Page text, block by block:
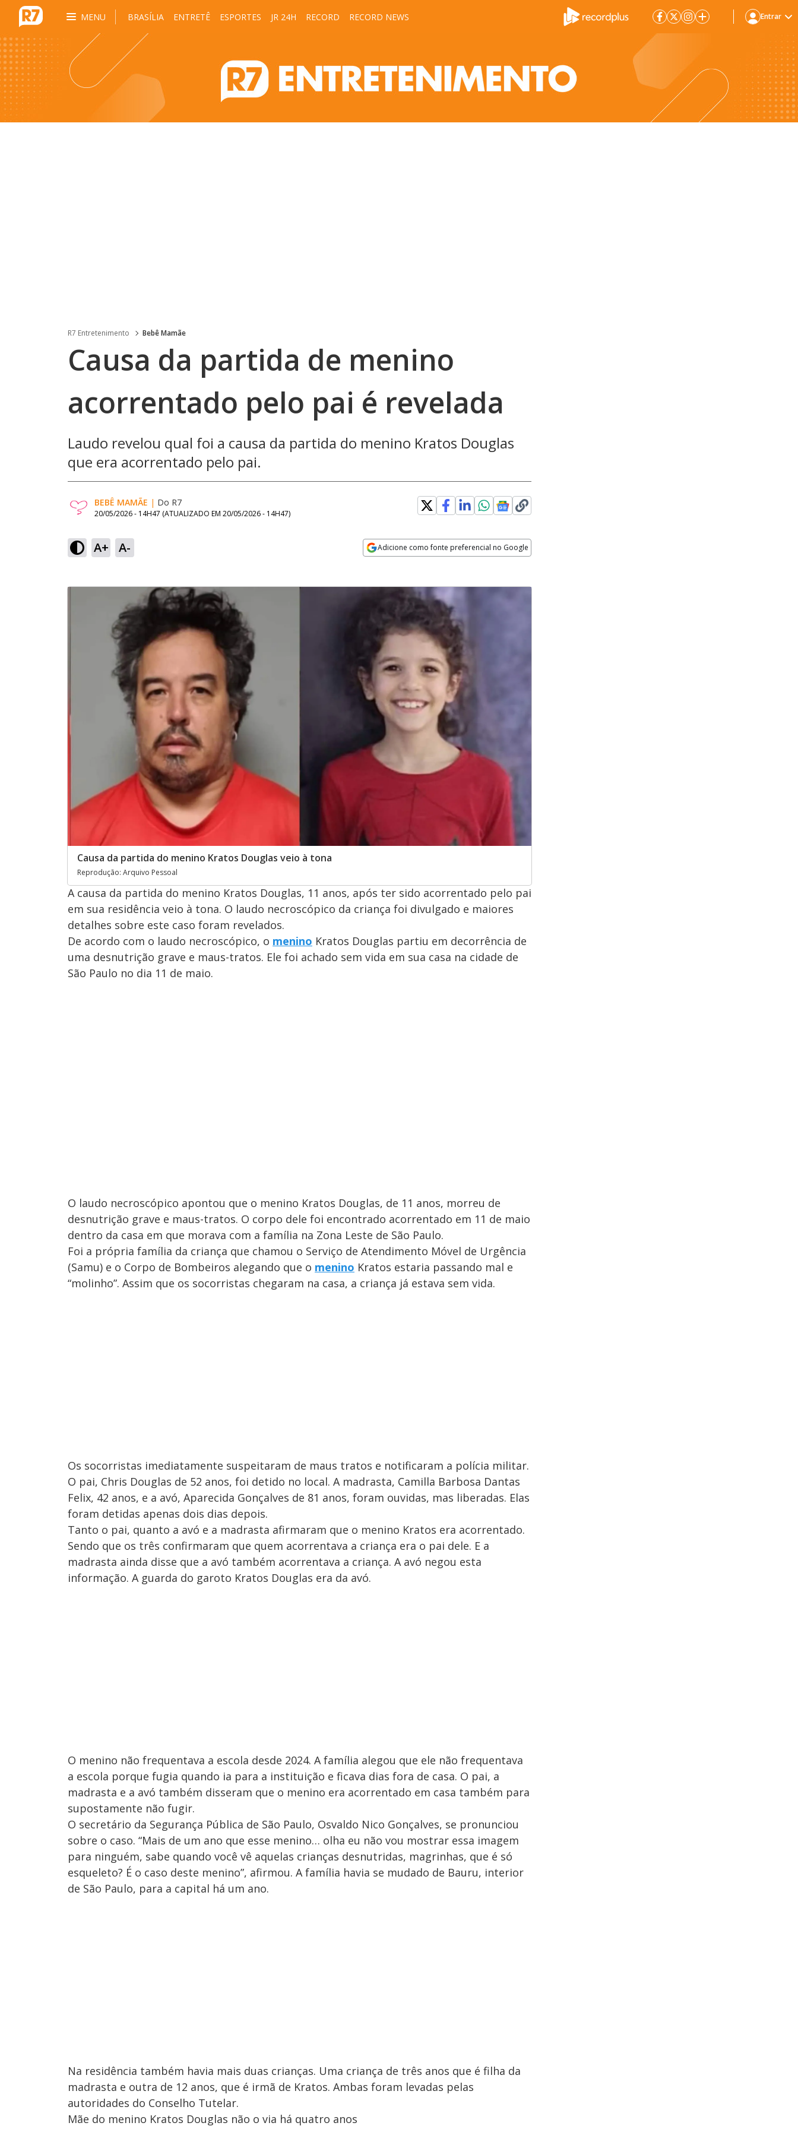
MENU BRASÍLIA ENTRETÊ ESPORTES JR 24H RECORD RECORD NEWS Entrar
R7 Entretenimento Bebê Mamãe
Causa da partida de menino
acorrentado pelo pai é revelada
Laudo revelou qual foi a causa da partida do menino Kratos Douglas
que era acorrentado pelo pai.
BEBÊ MAMÃE | Do R7
20/05/2026 - 14H47 (ATUALIZADO EM 20/05/2026 - 14H47)
A+ A- Adicione como fonte preferencial no Google
Causa da partida do menino Kratos Douglas veio à tona
Reprodução: Arquivo Pessoal
A causa da partida do menino Kratos Douglas, 11 anos, após ter sido acorrentado pelo pai
em sua residência veio à tona. O laudo necroscópico da criança foi divulgado e maiores
detalhes sobre este caso foram revelados.
De acordo com o laudo necroscópico, o menino Kratos Douglas partiu em decorrência de
uma desnutrição grave e maus-tratos. Ele foi achado sem vida em sua casa na cidade de
São Paulo no dia 11 de maio.
O laudo necroscópico apontou que o menino Kratos Douglas, de 11 anos, morreu de
desnutrição grave e maus-tratos. O corpo dele foi encontrado acorrentado em 11 de maio
dentro da casa em que morava com a família na Zona Leste de São Paulo.
Foi a própria família da criança que chamou o Serviço de Atendimento Móvel de Urgência
(Samu) e o Corpo de Bombeiros alegando que o menino Kratos estaria passando mal e
“molinho”. Assim que os socorristas chegaram na casa, a criança já estava sem vida.
Os socorristas imediatamente suspeitaram de maus tratos e notificaram a polícia militar.
O pai, Chris Douglas de 52 anos, foi detido no local. A madrasta, Camilla Barbosa Dantas
Felix, 42 anos, e a avó, Aparecida Gonçalves de 81 anos, foram ouvidas, mas liberadas. Elas
foram detidas apenas dois dias depois.
Tanto o pai, quanto a avó e a madrasta afirmaram que o menino Kratos era acorrentado.
Sendo que os três confirmaram que quem acorrentava a criança era o pai dele. E a
madrasta ainda disse que a avó também acorrentava a criança. A avó negou esta
informação. A guarda do garoto Kratos Douglas era da avó.
O menino não frequentava a escola desde 2024. A família alegou que ele não frequentava
a escola porque fugia quando ia para a instituição e ficava dias fora de casa. O pai, a
madrasta e a avó também disseram que o menino era acorrentado em casa também para
supostamente não fugir.
O secretário da Segurança Pública de São Paulo, Osvaldo Nico Gonçalves, se pronunciou
sobre o caso. “Mais de um ano que esse menino… olha eu não vou mostrar essa imagem
para ninguém, sabe quando você vê aquelas crianças desnutridas, magrinhas, que é só
esqueleto? É o caso deste menino”, afirmou. A família havia se mudado de Bauru, interior
de São Paulo, para a capital há um ano.
Na residência também havia mais duas crianças. Uma criança de três anos que é filha da
madrasta e outra de 12 anos, que é irmã de Kratos. Ambas foram levadas pelas
autoridades do Conselho Tutelar.
Mãe do menino Kratos Douglas não o via há quatro anos